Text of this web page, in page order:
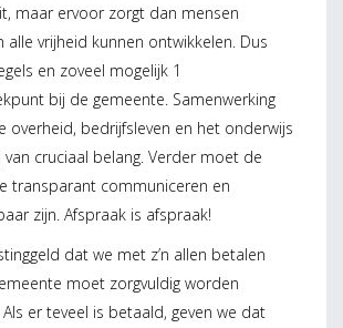
maar ervoor zorgt dan mensen
alle vrijheid kunnen ontwikkelen. Dus
en zoveel mogelijk 1
bij de gemeente. Samenwerking
overheid, bedrijfsleven en het onderwijs
van cruciaal belang. Verder moet de
transparant communiceren en
zijn. Afspraak is afspraak!
dat we met z’n allen betalen
moet zorgvuldig worden
er teveel is betaald, geven we dat